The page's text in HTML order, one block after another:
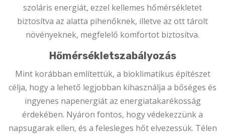
szoláris energiát, ezzel kellemes hőmérsékletet
biztosítva az alatta pihenőknek, illetve az ott tárolt
növényeknek, megfelelő komfortot biztosítva.
Hőmérsékletszabályozás
Mint korábban említettük, a bioklimatikus építészet
célja, hogy a lehető legjobban kihasználja a bőséges és
ingyenes napenergiát az energiatakarékosság
érdekében. Nyáron fontos, hogy védekezzünk a
napsugarak ellen, és a felesleges hőt elvezessük. Télen